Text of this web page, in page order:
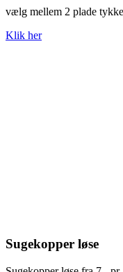
vælg mellem 2 plade
Klik her
Sugekopper løse